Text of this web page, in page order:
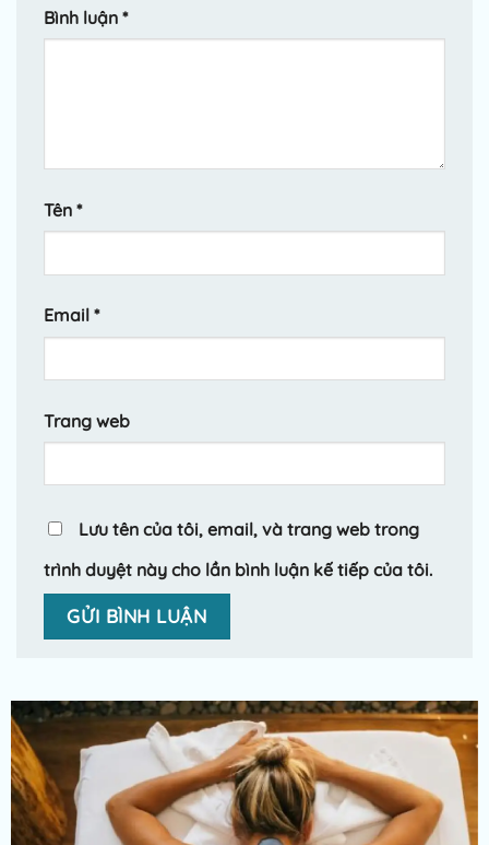
Bình luận *
Tên *
Email *
Trang web
Lưu tên của tôi, email, và trang web trong
trình duyệt này cho lần bình luận kế tiếp của tôi.